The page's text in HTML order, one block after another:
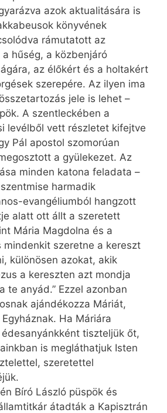
azok aktualitására is
könyvének
rámutatott az
hűség, a közbenjáró
az élőkért és a holtakért
szerepére. Az ilyen ima
jele is lehet –
A szentleckében a
levélből vett részletet kifejtve
Pál apostol szomorúan
a gyülekezet. Az
minden katona feladata –
harmadik
evangéliumból hangzott
alatt ott állt a szeretett
Mária Magdolna és a
mindenkit szeretne a kereszt
különösen azokat, akik
a kereszten azt mondja
te anyád.” Ezzel azonban
ajándékozza Máriát,
Ha Máriára
tiszteljük őt,
is megláthatjuk Isten
szeretettel
Bíró László püspök és
átadták a Kapisztrán